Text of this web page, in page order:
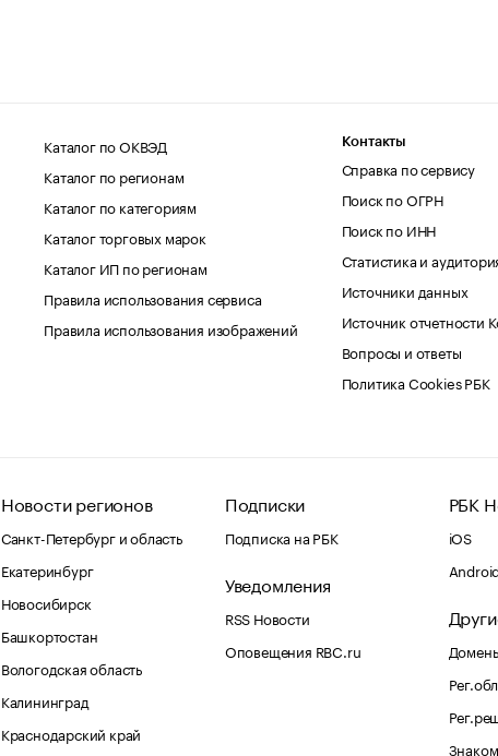
Каталог по ОКВЭД
Каталог по регионам
Каталог по категориям
Каталог торговых марок
Каталог ИП по регионам
Правила использования сервиса
Правила использования изображений
Контакты
Справка по сервису
Поиск по ОГРН
Поиск по ИНН
Статистика и
Источники данных
Источник отчетности
Вопросы и ответы
Политика Cookies РБК
Новости регионов
Санкт-Петербург и область
Екатеринбург
Новосибирск
Башкортостан
Вологодская область
Калининград
Краснодарский край
Подписки
Подписка на РБК
Уведомления
RSS Новости
Оповещения RBC.ru
РБК
iOS